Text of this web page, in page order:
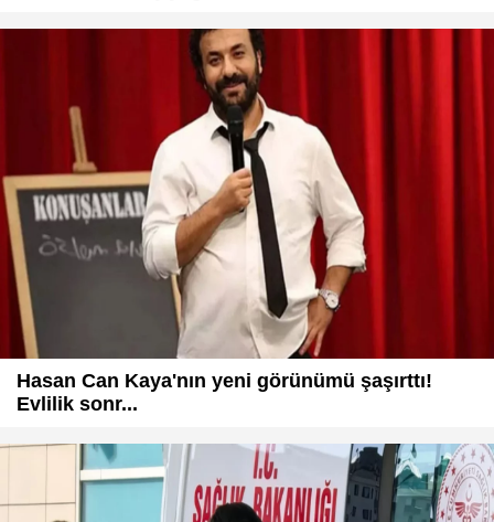
Hasan Can Kaya'nın yeni görünümü şaşırttı!
Evlilik sonr...